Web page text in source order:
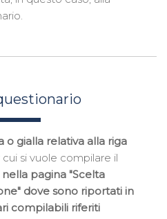
o gialla relativa alla riga
cui si vuole compilare il
pagina "Scelta
dove sono riportati in
compilabili riferiti